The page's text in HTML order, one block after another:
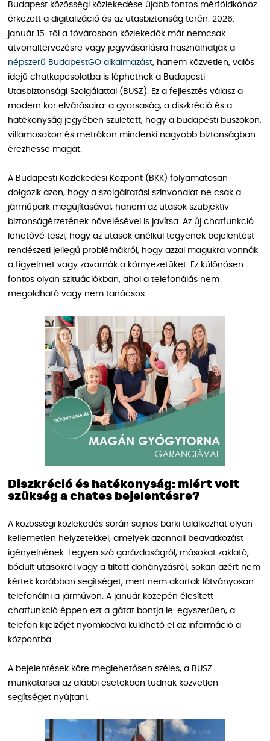
Budapest közösségi közlekedése újabb fontos mérföldkőhöz
érkezett a digitalizáció és az utasbiztonság terén. 2026.
január 15-től a fővárosban közlekedők már nemcsak
útvonaltervezésre vagy jegyvásárlásra használhatják a
népszerű BudapestGO alkalmazást, hanem közvetlen, valós
idejű chatkapcsolatba is léphetnek a Budapesti
Utasbiztonsági Szolgálattal (BUSZ). Ez a fejlesztés válasz a
modern kor elvárásaira: a gyorsaság, a diszkréció és a
hatékonyság jegyében született, hogy a budapesti buszokon,
villamosokon és metrókon mindenki nagyobb biztonságban
érezhesse magát.
A Budapesti Közlekedési Központ (BKK) folyamatosan
dolgozik azon, hogy a szolgáltatási színvonalat ne csak a
járműpark megújításával, hanem az utasok szubjektív
biztonságérzetének növelésével is javítsa. Az új chatfunkció
lehetővé teszi, hogy az utasok anélkül tegyenek bejelentést
rendészeti jellegű problémákról, hogy azzal magukra vonnák
a figyelmet vagy zavarnák a környezetüket. Ez különösen
fontos olyan szituációkban, ahol a telefonálás nem
megoldható vagy nem tanácsos.
Diszkréció és hatékonyság: miért volt
szükség a chates bejelentésre?
A közösségi közlekedés során sajnos bárki találkozhat olyan
kellemetlen helyzetekkel, amelyek azonnali beavatkozást
igényelnének. Legyen szó garázdaságról, másokat zaklató,
bódult utasokról vagy a tiltott dohányzásról, sokan azért nem
kértek korábban segítséget, mert nem akartak látványosan
telefonálni a járművön. A január közepén élesített
chatfunkció éppen ezt a gátat bontja le: egyszerűen, a
telefon kijelzőjét nyomkodva küldhető el az információ a
központba.
A bejelentések köre meglehetősen széles, a BUSZ
munkatársai az alábbi esetekben tudnak közvetlen
segítséget nyújtani: